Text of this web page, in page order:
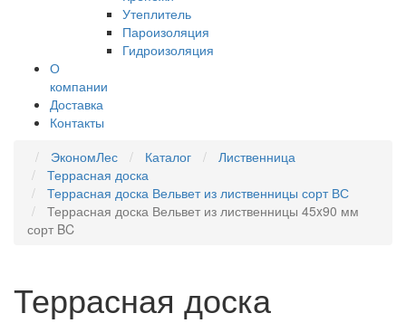
Утеплитель
Пароизоляция
Гидроизоляция
О
компании
Доставка
Контакты
ЭкономЛес Каталог
Лиственница
Террасная доска
Террасная доска Вельвет из лиственницы сорт ВС
Террасная доска Вельвет из лиственницы 45x90 мм
сорт BC
Террасная доска